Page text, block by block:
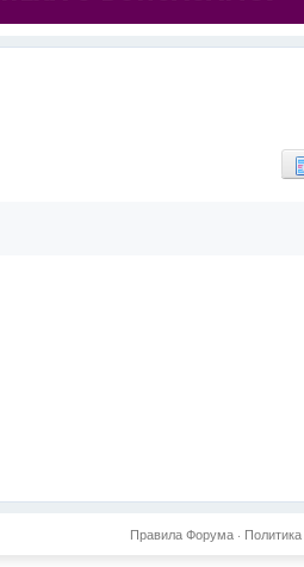
Правила Форума·